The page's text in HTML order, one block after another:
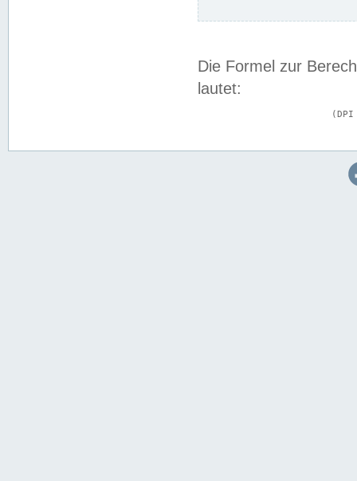
Die Formel zur
lautet: